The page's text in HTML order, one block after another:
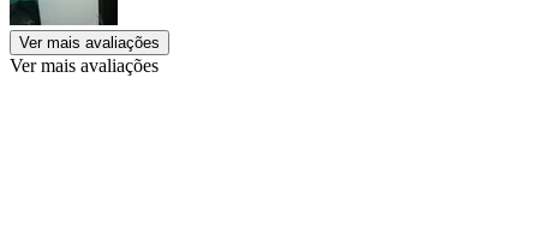
Ver mais avaliações
Ver mais avaliações